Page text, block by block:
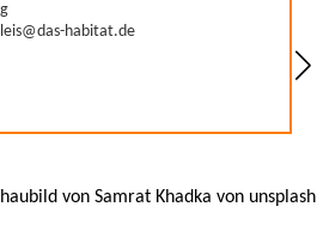
von Samrat Khadka von unsplash